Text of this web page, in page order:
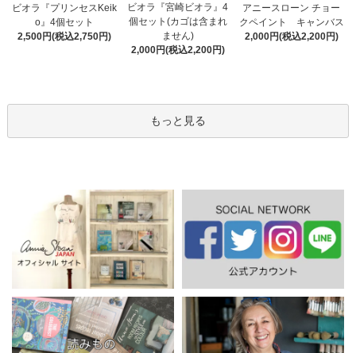
ビオラ『プリンセスKeik
o』4個セット
2,500円(税込2,750円)
ビオラ『宮崎ビオラ』4
個セット(カゴは含まれ
ません)
2,000円(税込2,200円)
アニースローン チョー
クペイント キャンバス
2,000円(税込2,200円)
もっと見る